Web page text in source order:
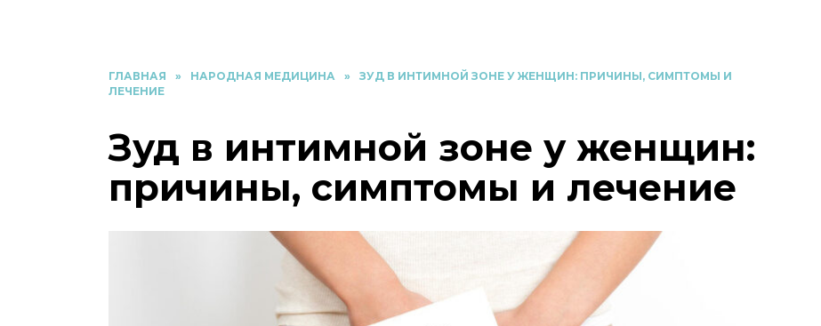
ГЛАВНАЯ » НАРОДНАЯ МЕДИЦИНА »
ЗУД В ИНТИМНОЙ ЗОНЕ У ЖЕНЩИН: ПРИЧИНЫ, СИМПТОМЫ И
ЛЕЧЕНИЕ
Зуд в интимной зоне у женщин:
причины, симптомы и лечение